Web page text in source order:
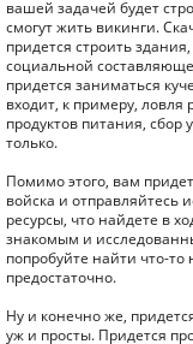
вашей задачей будет
смогут жить викинги.
придется строить
социальной
придется заниматься
входит, к примеру,
продуктов питания, сбор
только.
Помимо этого, вам
войска и отправляйтесь
ресурсы, что найдете в
знакомым и
попробуйте найти что-то
предостаточно.
Ну и конечно же,
уж и просты. Придется